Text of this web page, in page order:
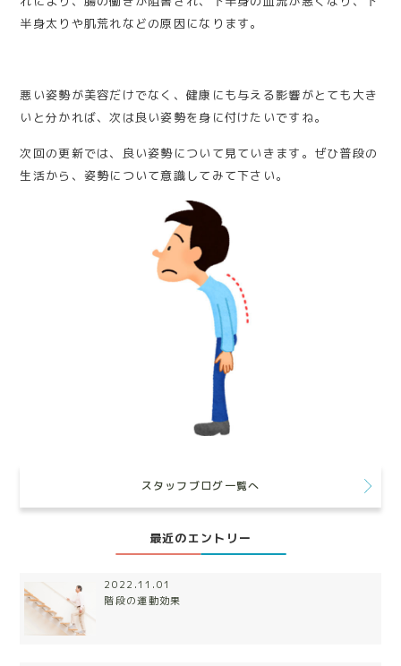
半身太りや肌荒れなどの原因になります。
悪い姿勢が美容だけでなく、健康にも与える影響がとても大き
いと分かれば、次は良い姿勢を身に付けたいですね。
次回の更新では、良い姿勢について見ていきます。ぜひ普段の
生活から、姿勢について意識してみて下さい。
スタッフブログ一覧へ
最近のエントリー
2022.11.01
階段の運動効果